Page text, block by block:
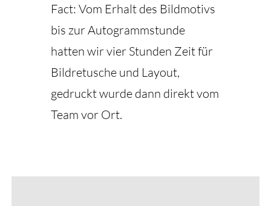
Fact: Vom Erhalt des Bildmotivs
bis zur Autogrammstunde
hatten wir vier Stunden Zeit für
Bildretusche und Layout,
gedruckt wurde dann direkt vom
Team vor Ort.